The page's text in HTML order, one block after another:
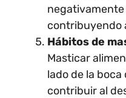
contribuyendo
Hábitos de
Masticar
lado de la
contribuir al